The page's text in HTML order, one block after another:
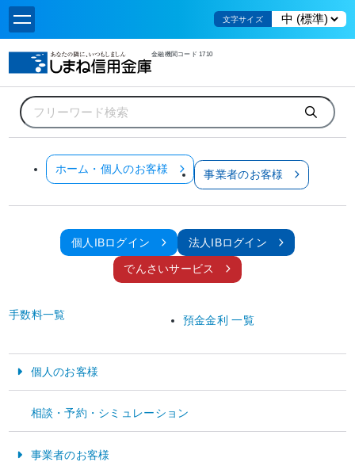
文字サイズ
金融機関コード 1710
ホーム・個人のお客様 事業者のお客様
個人IBログイン 法人IBログイン
でんさいサービス
手数料一覧 預金金利 一覧
個人のお客様
お金をためる・そなえる
お金をかりる
相談・予約・シミュレーション
事業者のお客様
ホーム しまね信用金庫について各種方針・指針等
当金庫は、お客さまからの相談・苦情・紛争等（以下「苦情等」という。）を営業
苦情等のお申し出があった場合、その内容を十分に伺ったうえ、内部調査を行
って事実関係の把握に努めます。
事実関係を把握したうえで、営業店、関係部署等とも連携を図り、迅速・公平
にお申し出の解決に努めます。
のうえ、再発防止や未然防止に努めます。
苦情等は営業店または次の担当部署へお申し出ください。
TEL：0852-23-5505 FAX:0852-27-7172
受付時間：8:45～17:10（信用金庫営業日）
＊お客さまの個人情報は苦情等の解決を図るため、またお客さまとのお取
引を適切かつ円滑に行うために利用いたします。
当金庫のほかに、一般社団法人全国信用金庫協会が運営する「全国しんきん相